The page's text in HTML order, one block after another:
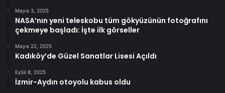
Mayıs 3, 2025
NASA’nın yeni teleskobu tüm gökyüzünün fotoğrafını
çekmeye başladı: İşte ilk görseller
Mayıs 22, 2025
Kadıköy’de Güzel Sanatlar Lisesi Açıldı
Eylül 8, 2025
İzmir-Aydın otoyolu kabus oldu